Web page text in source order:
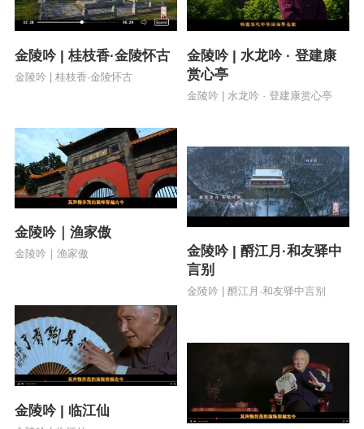
金陵吟 | 桂枝香·金陵怀古
金陵吟 | 桂枝香·金陵怀古
金陵吟｜渔家傲
金陵吟｜渔家傲
金陵吟 | 临江仙
金陵吟 | 水龙吟 · 登建康
赏心亭
金陵吟 | 水龙吟 · 登建康赏心亭
金陵吟 | 酹江月·和友驿中
言别
金陵吟 | 酹江月·和友驿中言别